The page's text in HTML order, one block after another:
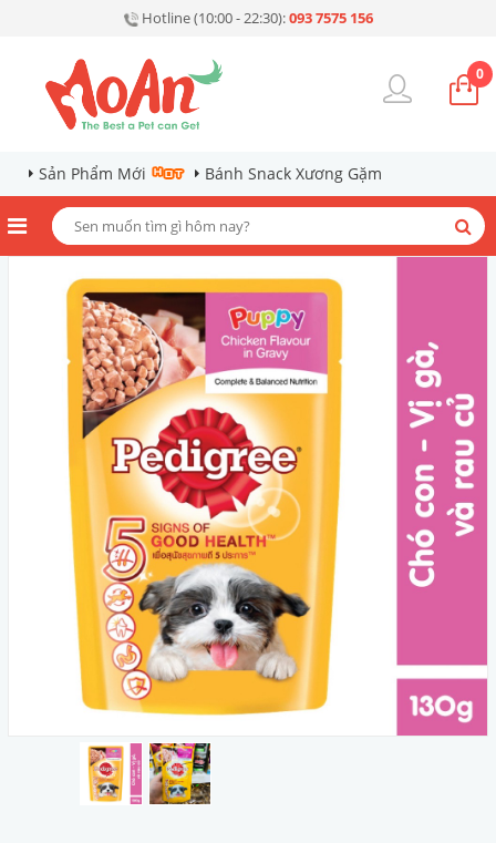
Hotline (10:00 - 22:30):093 7575 156
0
Sản Phẩm Mới Bánh Snack Xương Gặm